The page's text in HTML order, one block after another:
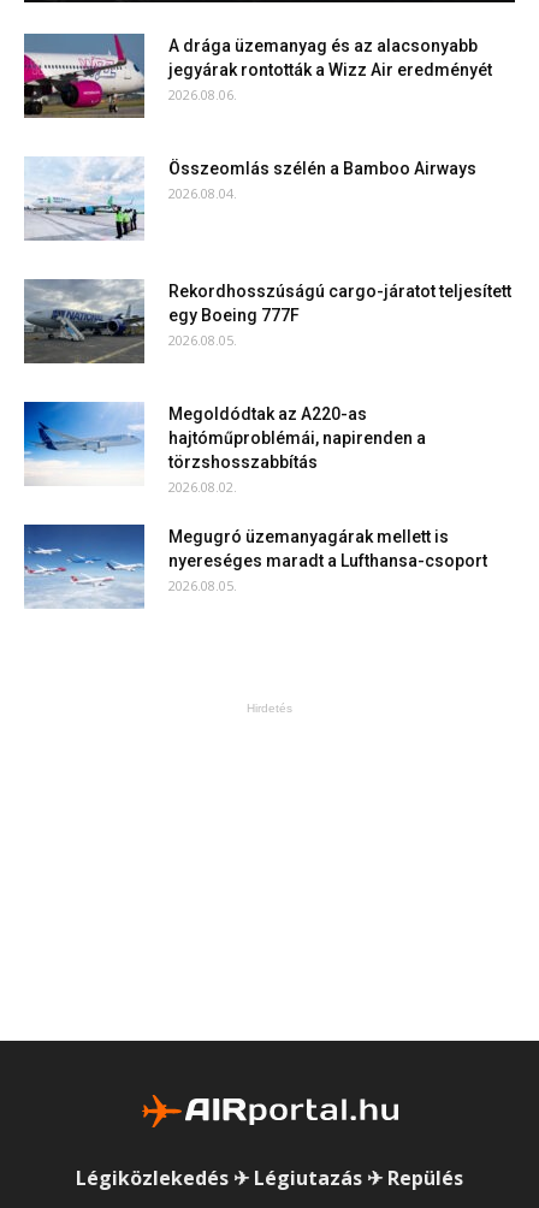
A drága üzemanyag és az alacsonyabb
jegyárak rontották a Wizz Air eredményét
2026.08.06.
Összeomlás szélén a Bamboo Airways
2026.08.04.
Rekordhosszúságú cargo-járatot teljesített
egy Boeing 777F
2026.08.05.
Megoldódtak az A220-as
hajtóműproblémái, napirenden a
törzshosszabbítás
2026.08.02.
Megugró üzemanyagárak mellett is
nyereséges maradt a Lufthansa-csoport
2026.08.05.
Hirdetés
Légiközlekedés ✈ Légiutazás ✈ Repülés